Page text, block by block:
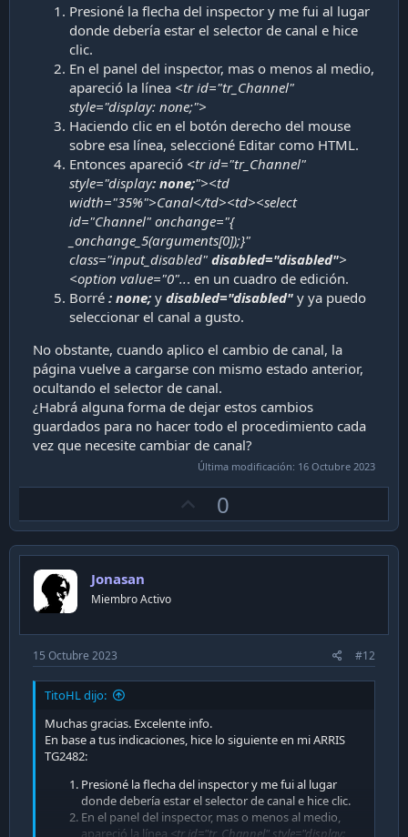
Presioné la flecha del inspector y me fui al lugar
donde debería estar el selector de canal e hice
clic.
En el panel del inspector, mas o menos al medio,
apareció la línea <tr id="tr_Channel"
style="display: none;">
Haciendo clic en el botón derecho del mouse
sobre esa línea, seleccioné Editar como HTML.
Entonces apareció <tr id="tr_Channel"
style="display: none;"><td
width="35%">Canal</td><td><select
id="Channel" onchange="{
_onchange_5(arguments[0]);}"
class="input_disabled" disabled="disabled">
<option value="0"... en un cuadro de edición.
Borré : none; y disabled="disabled" y ya puedo
seleccionar el canal a gusto.
No obstante, cuando aplico el cambio de canal, la
página vuelve a cargarse con mismo estado anterior,
ocultando el selector de canal.
¿Habrá alguna forma de dejar estos cambios
guardados para no hacer todo el procedimiento cada
vez que necesite cambiar de canal?
Última modificación: 16 Octubre 2023
p
v
0
Jonasan
Miembro Activo
15 Octubre 2023 #12
TitoHL dijo:
Muchas gracias. Excelente info.
En base a tus indicaciones, hice lo siguiente en mi ARRIS
TG2482:
Presioné la flecha del inspector y me fui al lugar
donde debería estar el selector de canal e hice clic.
En el panel del inspector, mas o menos al medio,
apareció la línea <tr id="tr_Channel" style="display: